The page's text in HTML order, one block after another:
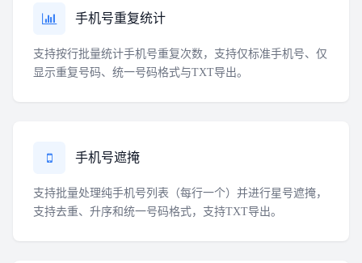
手机号重复统计
支持按行批量统计手机号重复次数，支持仅标准手机号、仅
显示重复号码、统一号码格式与TXT导出。
手机号遮掩
支持批量处理纯手机号列表（每行一个）并进行星号遮掩，
支持去重、升序和统一号码格式，支持TXT导出。